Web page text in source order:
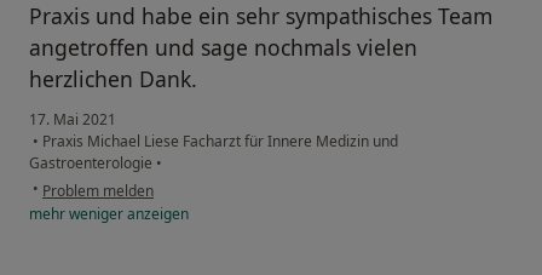
Praxis und habe ein sehr sympathisches Team
angetroffen und sage nochmals vielen
herzlichen Dank.
17. Mai 2021
• Praxis Michael Liese Facharzt für Innere Medizin und
Gastroenterologie •
• Problem melden
mehrwenigeranzeigen